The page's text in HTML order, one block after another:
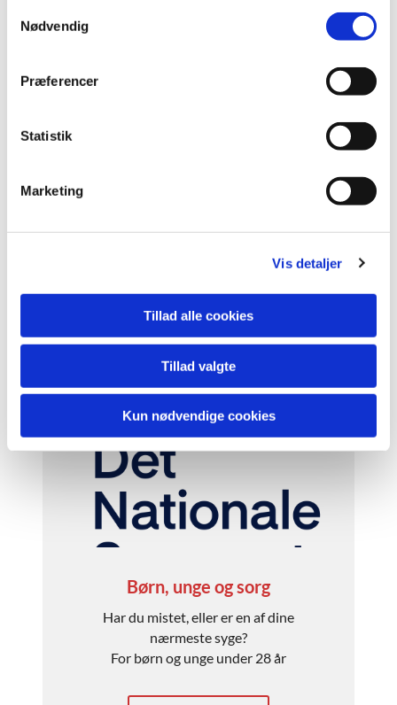
Nødvendig
Præferencer
Statistik
Marketing
Vis detaljer
Tillad alle cookies
Tillad valgte
Kun nødvendige cookies
Kirkens Korshær
Samtaletjeneste anonymt og
Læs mere her
Børn, unge og sorg
Har du mistet, eller er en af dine
nærmeste syge?
For børn og unge under 28 år